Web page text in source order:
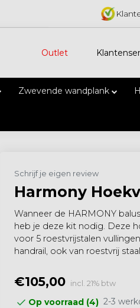
Outlet
Zwevende wandplank
Schrijf je eigen review
Harmony
Wanneer de HARMONY
heb je deze kit nodig. Deze
voor 5 roestvrijstalen
handrail, ook van roestvrij
€105,00 incl. 21% btw
Op voorraad (4) 2-3